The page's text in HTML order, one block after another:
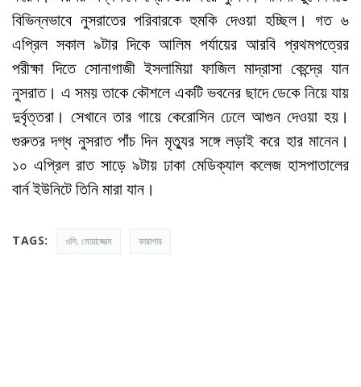
বিভিন্নভাবে নুসরাতের পরিবারকে হুমকি দেওয়া হচ্ছিল। গত ৬
এপ্রিল সকাল ৯টার দিকে আলিম পর্যায়ের আরবি প্রথমপত্রের
পরীক্ষা দিতে সোনাগাজী ইসলামিয়া ফাজিল মাদ্রাসা কেন্দ্রে যান
নুসরাত। এ সময় তাকে কৌশলে একটি ভবনের ছাদে ডেকে নিয়ে যায়
দুর্বৃত্তরা। সেখানে তার গায়ে কেরোসিন ঢেলে আগুন দেওয়া হয়।
গুরুতর দগ্ধ নুসরাত পাঁচ দিন মৃত্যুর সঙ্গে লড়াই করে হার মানেন।
১০ এপ্রিল রাত সাড়ে ৯টায় ঢাকা মেডিক্যাল কলেজ হাসপাতালের
বার্ন ইউনিটে তিনি মারা যান।
TAGS: ওসি. মোয়াজ্জেম কারাগার